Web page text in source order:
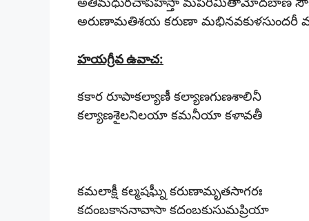
అరుణామతిశయ కరుణా మభినవకుళసుందరీ
హయగ్రీవ ఉవాచ:
కకార రూపాకల్యాణీ కల్యాణగుణశాలినీ
కల్యాణశైలనిలయా కమనీయా కళావతీ
కమలాక్షీ కల్మషఘ్నీ కరుణామృతసాగరః
కదంబకాననావాసా కదంబకుసుమప్రియా